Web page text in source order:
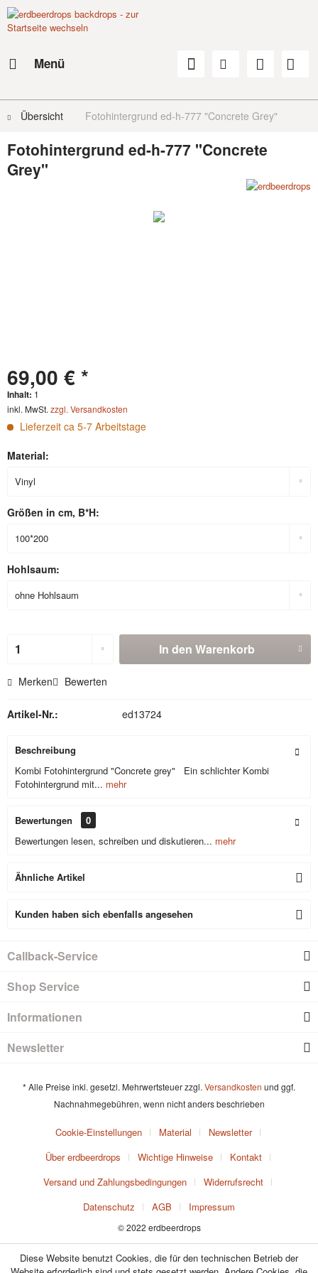
Menü
Übersicht Fotohintergrund ed-h-777 "Concrete Grey"
Fotohintergrund ed-h-777 "Concrete
Grey"
69,00 € *
Inhalt: 1
inkl. MwSt. zzgl. Versandkosten
Lieferzeit ca 5-7 Arbeitstage
Material:
Größen in cm, B*H:
Hohlsaum:
In den Warenkorb
Merken Bewerten
Artikel-Nr.: ed13724
Beschreibung
Kombi Fotohintergrund "Concrete grey" Ein schlichter Kombi
Fotohintergrund mit... mehr
Bewertungen
0
Bewertungen lesen, schreiben und diskutieren... mehr
Ähnliche Artikel
Kunden haben sich ebenfalls angesehen
Callback-Service
Shop Service
Informationen
Newsletter
* Alle Preise inkl. gesetzl. Mehrwertsteuer zzgl. Versandkosten und ggf.
Nachnahmegebühren, wenn nicht anders beschrieben
Cookie-Einstellungen Material
Newsletter
Über erdbeerdrops
Wichtige Hinweise
Kontakt
Versand und Zahlungsbedingungen
Widerrufsrecht
Datenschutz
AGB Impressum
© 2022 erdbeerdrops
Diese Website benutzt Cookies, die für den technischen Betrieb der